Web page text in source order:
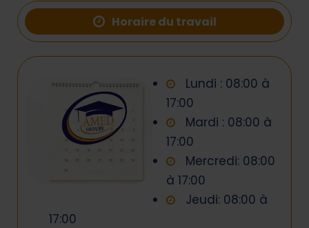
Horaire du travail
Lundi : 08:00 à
17:00
Mardi : 08:00 à
17:00
Mercredi: 08:00
à 17:00
Jeudi: 08:00 à
17:00